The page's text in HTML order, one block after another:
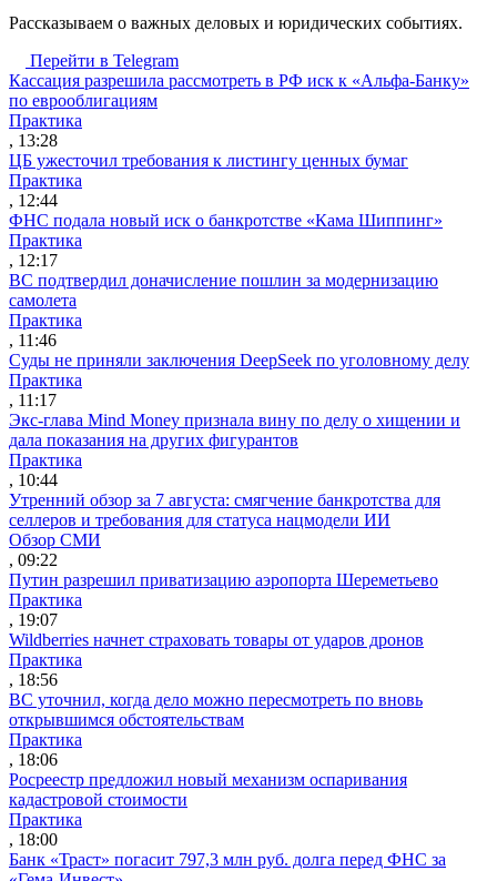
Рассказываем о важных деловых и юридических событиях.
Перейти в Telegram
Кассация разрешила рассмотреть в РФ иск к «Альфа-Банку»
по еврооблигациям
Практика
, 13:28
ЦБ ужесточил требования к листингу ценных бумаг
Практика
, 12:44
ФНС подала новый иск о банкротстве «Кама Шиппинг»
Практика
, 12:17
ВС подтвердил доначисление пошлин за модернизацию
самолета
Практика
, 11:46
Суды не приняли заключения DeepSeek по уголовному делу
Практика
, 11:17
Экс-глава Mind Money признала вину по делу о хищении и
дала показания на других фигурантов
Практика
, 10:44
Утренний обзор за 7 августа: смягчение банкротства для
селлеров и требования для статуса нацмодели ИИ
Обзор СМИ
, 09:22
Путин разрешил приватизацию аэропорта Шереметьево
Практика
, 19:07
Wildberries начнет страховать товары от ударов дронов
Практика
, 18:56
ВС уточнил, когда дело можно пересмотреть по вновь
открывшимся обстоятельствам
Практика
, 18:06
Росреестр предложил новый механизм оспаривания
кадастровой стоимости
Практика
, 18:00
Банк «Траст» погасит 797,3 млн руб. долга перед ФНС за